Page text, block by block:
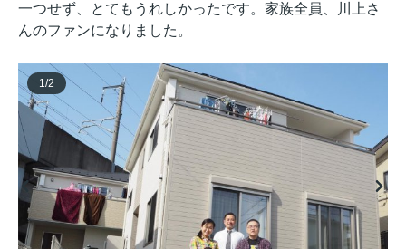
一つせず、とてもうれしかったです。家族全員、川上さ
んのファンになりました。
1/2